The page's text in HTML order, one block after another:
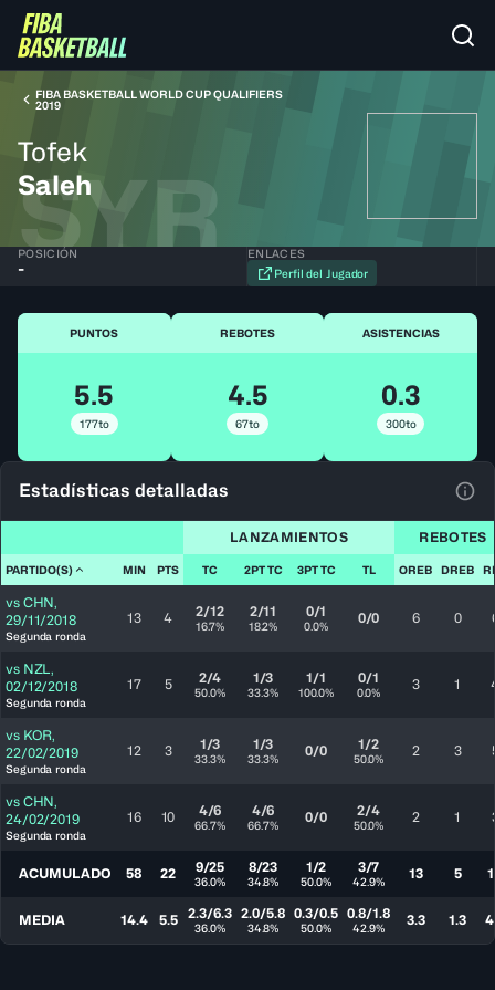
FIBA BASKETBALL WORLD CUP QUALIFIERS
2019
Tofek
Saleh
SYR
POSICIÓN
-
ENLACES
Perfil del Jugador
PUNTOS
5.5
177to
REBOTES
4.5
67to
ASISTENCIAS
0.3
300to
Estadísticas detalladas
LANZAMIENTOS REBOTES
PARTIDO(S) MIN PTS TC 2PT TC 3PT TC TL OREB DREB
vs CHN,
29/11/2018
Segunda ronda
13 4 2/12
16.7%
2/11
18.2%
0/1
0.0% 0/0 6 0
vs NZL,
02/12/2018
Segunda ronda
17 5 2/4
50.0%
1/3
33.3%
1/1
100.0%
0/1
0.0% 3 1
vs KOR,
22/02/2019
Segunda ronda
12 3 1/3
33.3%
1/3
33.3% 0/0 1/2
50.0% 2 3
vs CHN,
24/02/2019
Segunda ronda
16 10 4/6
66.7%
4/6
66.7% 0/0 2/4
50.0% 2 1
ACUMULADO 58 22 9/25
36.0%
8/23
34.8%
1/2
50.0%
3/7
42.9% 13 5
MEDIA 14.4 5.5 2.3/6.3
36.0%
2.0/5.8
34.8%
0.3/0.5
50.0%
0.8/1.8
42.9% 3.3 1.3